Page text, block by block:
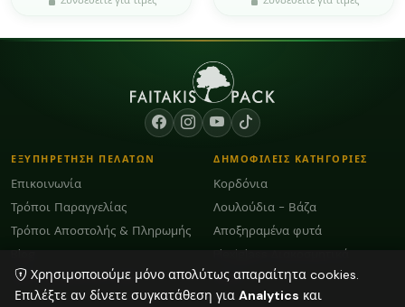
ΕΞΥΠΗΡΕΤΗΣΗ ΠΕΛΑΤΩΝ
Επικοινωνία
Τρόποι Παραγγελίας
Τρόποι Αποστολής & Πληρωμής
Blog
Όροι Χρήσης και GDPR
ΔΗΜΟΦΙΛΕΙΣ ΚΑΤΗΓΟΡΙΕΣ
Κορδόνια
Λουλούδια - Βάζα
Αποξηραμένα φυτά
Plexiglass Διακοσμητικά
Κεριά
Χρησιμοποιούμε μόνο απολύτως απαραίτητα cookies.
Επιλέξτε αν δίνετε συγκατάθεση για Analytics και